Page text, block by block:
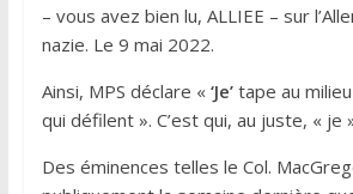
– vous avez bien lu, ALLIEE – sur
nazie. Le 9 mai 2022.
Ainsi, MPS déclare «‘Je’ tape au
qui défilent ». C’est qui, au juste, « je
Des éminences telles le Col.